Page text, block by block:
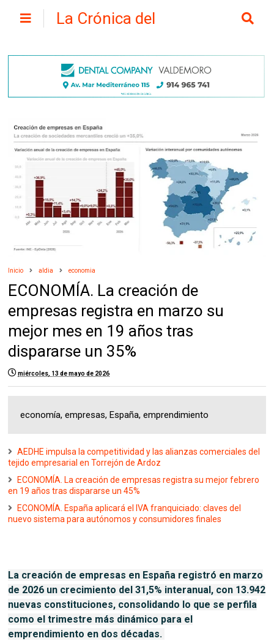
La Crónica del
Inicio aldia economia
ECONOMÍA. La creación de
empresas registra en marzo su
mejor mes en 19 años tras
dispararse un 35%
miércoles, 13 de mayo de 2026
economía, empresas, España, emprendimiento
AEDHE impulsa la competitividad y las alianzas comerciales del
tejido empresarial en Torrejón de Ardoz
ECONOMÍA. La creación de empresas registra su mejor febrero
en 19 años tras dispararse un 45%
ECONOMÍA. España aplicará el IVA franquiciado: claves del
nuevo sistema para autónomos y consumidores finales
La creación de empresas en España registró en marzo
de 2026 un crecimiento del 31,5% interanual, con 13.942
nuevas constituciones, consolidando lo que se perfila
como el trimestre más dinámico para el
emprendimiento en dos décadas.